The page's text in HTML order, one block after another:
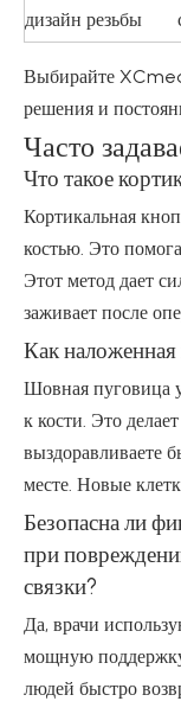
дизайн резьбы
Выбирайте
решения и
Часто
Что такое
Кортикальная
костью. Это
Этот метод дает
заживает после
Как наложенная
Шовная пуговица
к кости. Это
выздоравливаете
месте. Новые
Безопасна ли
при
связки?
Да, врачи
мощную
людей быстро